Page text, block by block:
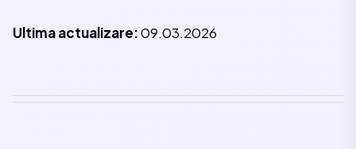
Ultima actualizare:09.03.2026